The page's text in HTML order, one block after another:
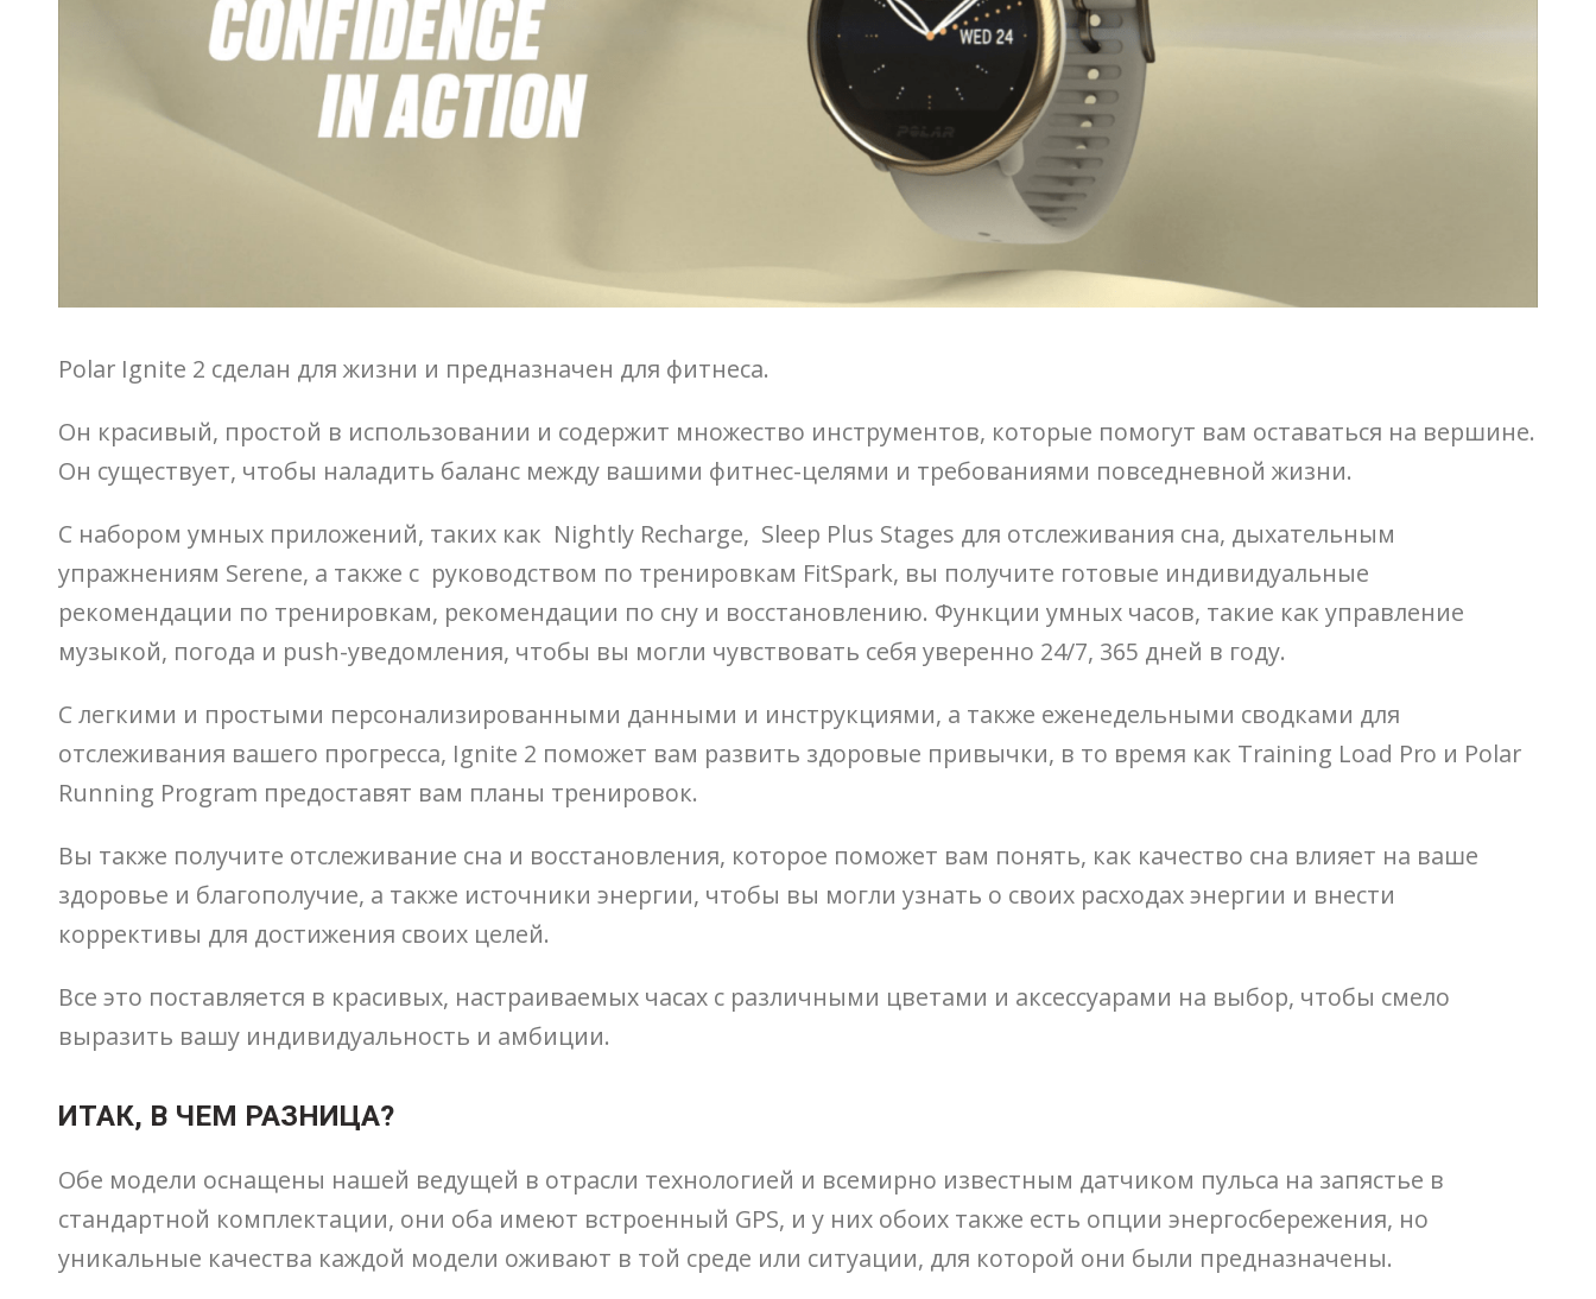
Polar Ignite 2 сделан для жизни и предназначен для фитнеса.
Он красивый, простой в использовании и содержит множество инструментов, которые помогут вам оставаться на вершине.
Он существует, чтобы наладить баланс между вашими фитнес-целями и требованиями повседневной жизни.
С набором умных приложений, таких как Nightly Recharge, Sleep Plus Stages для отслеживания сна, дыхательным
упражнениям Serene, а также с руководством по тренировкам FitSpark, вы получите готовые индивидуальные
рекомендации по тренировкам, рекомендации по сну и восстановлению. Функции умных часов, такие как управление
музыкой, погода и push-уведомления, чтобы вы могли чувствовать себя уверенно 24/7, 365 дней в году.
С легкими и простыми персонализированными данными и инструкциями, а также еженедельными сводками для
отслеживания вашего прогресса, Ignite 2 поможет вам развить здоровые привычки, в то время как Training Load Pro и Polar
Running Program предоставят вам планы тренировок.
Вы также получите отслеживание сна и восстановления, которое поможет вам понять, как качество сна влияет на ваше
здоровье и благополучие, а также источники энергии, чтобы вы могли узнать о своих расходах энергии и внести
коррективы для достижения своих целей.
Все это поставляется в красивых, настраиваемых часах с различными цветами и аксессуарами на выбор, чтобы смело
выразить вашу индивидуальность и амбиции.
ИТАК, В ЧЕМ РАЗНИЦА?
Обе модели оснащены нашей ведущей в отрасли технологией и всемирно известным датчиком пульса на запястье в
стандартной комплектации, они оба имеют встроенный GPS, и у них обоих также есть опции энергосбережения, но
уникальные качества каждой модели оживают в той среде или ситуации, для которой они были предназначены.